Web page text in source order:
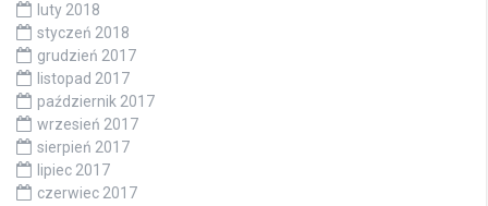
luty 2018
styczeń 2018
grudzień 2017
listopad 2017
październik 2017
wrzesień 2017
sierpień 2017
lipiec 2017
czerwiec 2017